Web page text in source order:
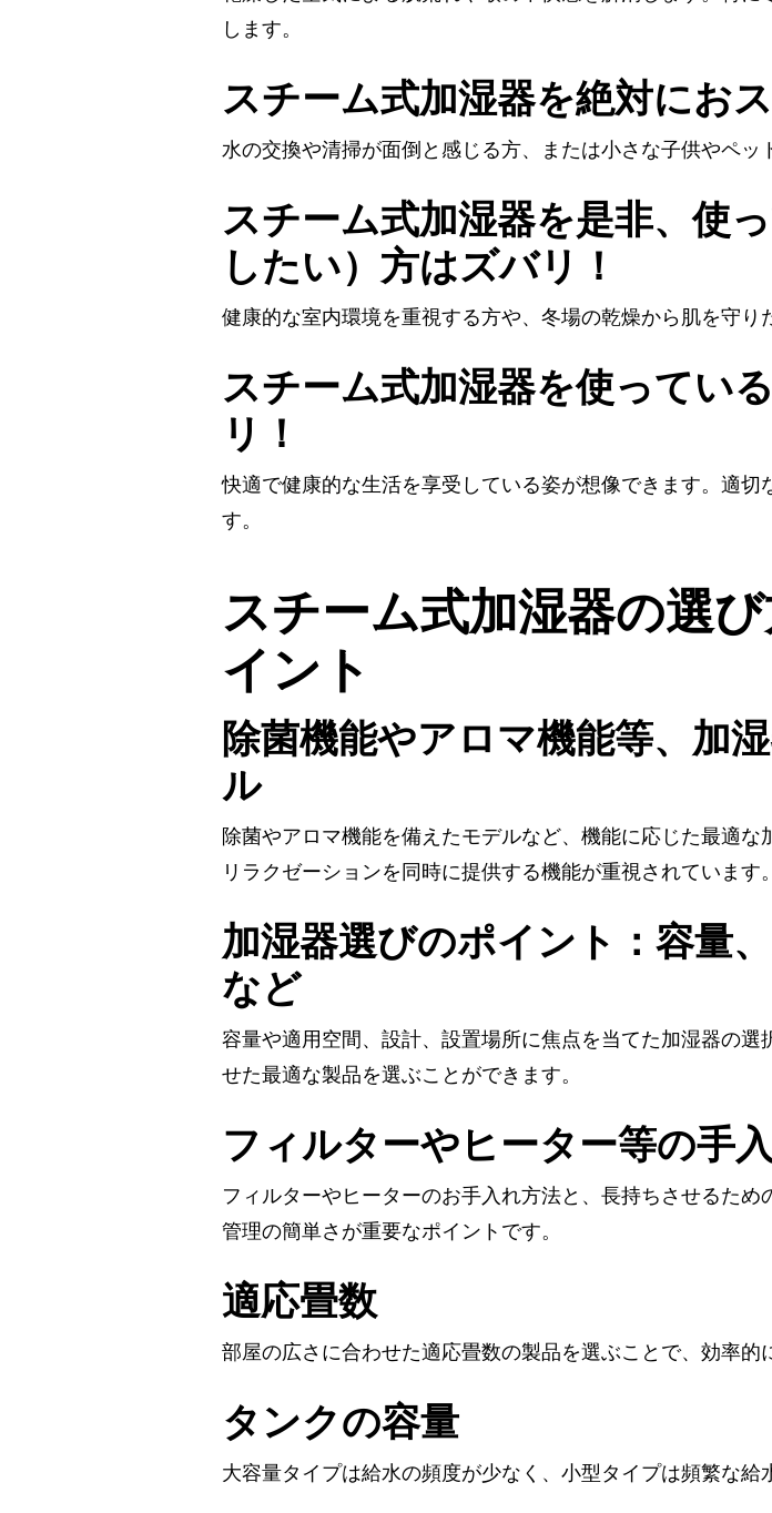
します。
スチーム式加湿器を絶対にお
水の交換や清掃が面倒と感じる方、または小さな子供やペッ
スチーム式加湿器を是非、使
したい）方はズバリ！
健康的な室内環境を重視する方や、冬場の乾燥から肌を守り
スチーム式加湿器を使ってい
リ！
快適で健康的な生活を享受している姿が想像できます。適
す。
スチーム式加湿器の選
イント
除菌機能やアロマ機能等、加
ル
除菌やアロマ機能を備えたモデルなど、機能に応じた最適
リラクゼーションを同時に提供する機能が重視されています。
加湿器選びのポイント：容量
など
容量や適用空間、設計、設置場所に焦点を当てた加湿器の
せた最適な製品を選ぶことができます。
フィルターやヒーター等の手
フィルターやヒーターのお手入れ方法と、長持ちさせるた
管理の簡単さが重要なポイントです。
適応畳数
部屋の広さに合わせた適応畳数の製品を選ぶことで、効率的
タンクの容量
大容量タイプは給水の頻度が少なく、小型タイプは頻繁な給